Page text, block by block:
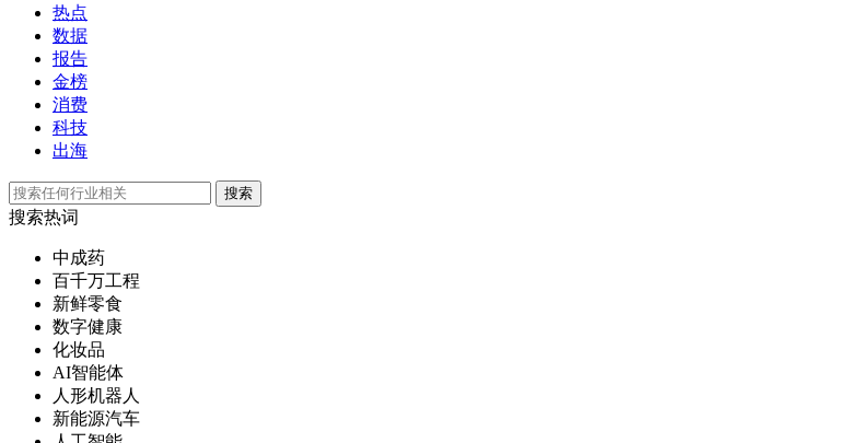
热点
数据
报告
金榜
消费
科技
出海
搜索
搜索热词
中成药
百千万工程
新鲜零食
数字健康
化妆品
AI智能体
人形机器人
新能源汽车